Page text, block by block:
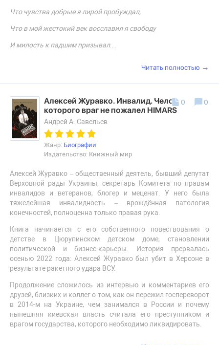
Что чувства добрые я лирой пробуждал,
Что в мой жестокий век восславил я свободу
И милость к падшим призывал…
Читать полностью →
Алексей Журавко. Инвалид. Человек, на
которого враг не пожалел HIMARS
Андрей А. Савельев
Жанр: Биографии
Издательство: Книжный мир
Алексей Журавко – общественный деятель, бывший депутат
Верховной рады Украины, секретарь Комитета по правам
инвалидов и ветеранов, блогер и меценат. У него была
тяжелейшая инвалидность – врождённая патология
конечностей, полноценна только правая рука.
Книга начинается с его собственного повествования о
детстве в Цюрупинском детском доме, становлении
политической и бизнес-карьеры. История прервалась
осенью 2022 года: Алексей Журавко был убит в Херсоне в
результате ракетного удара ВСУ.
Продолжение сложилось из интервью и комментариев его
друзей, близких и коллег о том, как он пережил госпереворот
в 2014-м на Украине, чем занимался в России и почему
нынешняя киевская власть считала его преступником и
врагом государства, которого необходимо ликвидировать.
0 0